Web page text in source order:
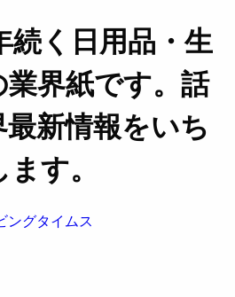
続く日用品・生
界紙です。話
新情報をいち
す。